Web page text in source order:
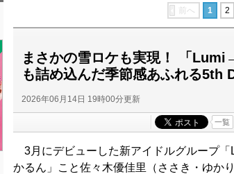
前へ 1 2
まさかの雪ロケも実現！ 「
も詰め込んだ季節感あふれる5th
2026年06月14日 19時00分更新
一覧
3月にデビューした新アイドルグループ
かるん」こと佐々木優佳里（ささき・ゆか